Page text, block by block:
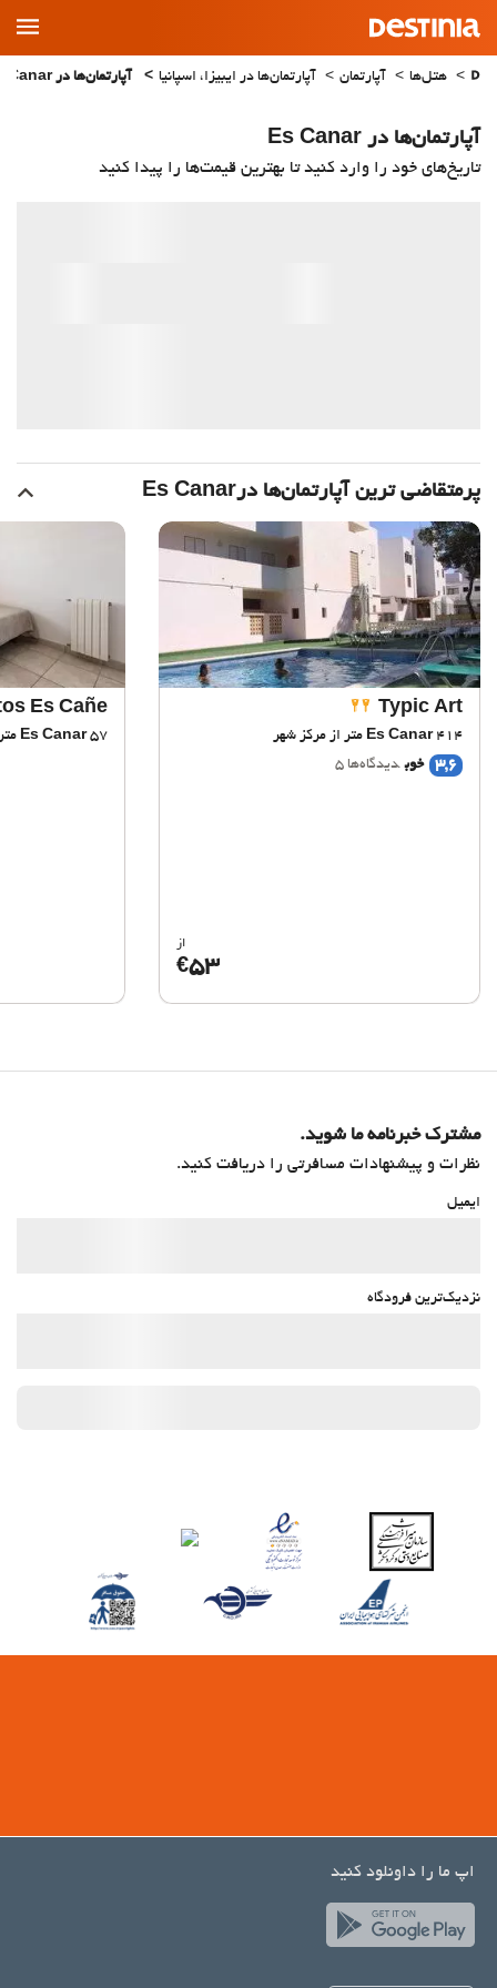
Main
Menu
هتل‌ها آپارتمان آپارتمان‌ها در ایبیزا، اسپانیا آپارتمان‌ها در Es Canar
آپارتمان‌ها در Es Canar
تاریخ‌های خود را وارد کنید تا بهترین قیمت‌ها را پیدا کنید
پرمتقاضی ترین آپارتمان‌‌ها درEs Canar
Typic Art
Es Canar414 متر از مرکز شهر
3,6 خوب دیدگاه‌ها 5
از
€53
Es Cañe
Es Canar57 متر از مرکز شهر
مشترک خبرنامه ما شوید.
نظرات و پیشنهادات مسافرتی را دریافت کنید.
ایمیل
نزدیک‌ترین فرودگاه
اپ ما را داونلود کنید